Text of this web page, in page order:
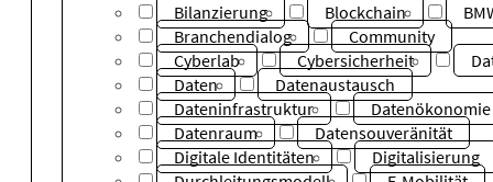
Bilanzierung Blockchain
Branchendialog
Community
Cyberlab
Cybersicherheit
Daten
Datenaustausch
Dateninfrastruktur
Datenökonomie
Datenraum
Datensouveränität
Digitale Identitäten
Digitalisierung